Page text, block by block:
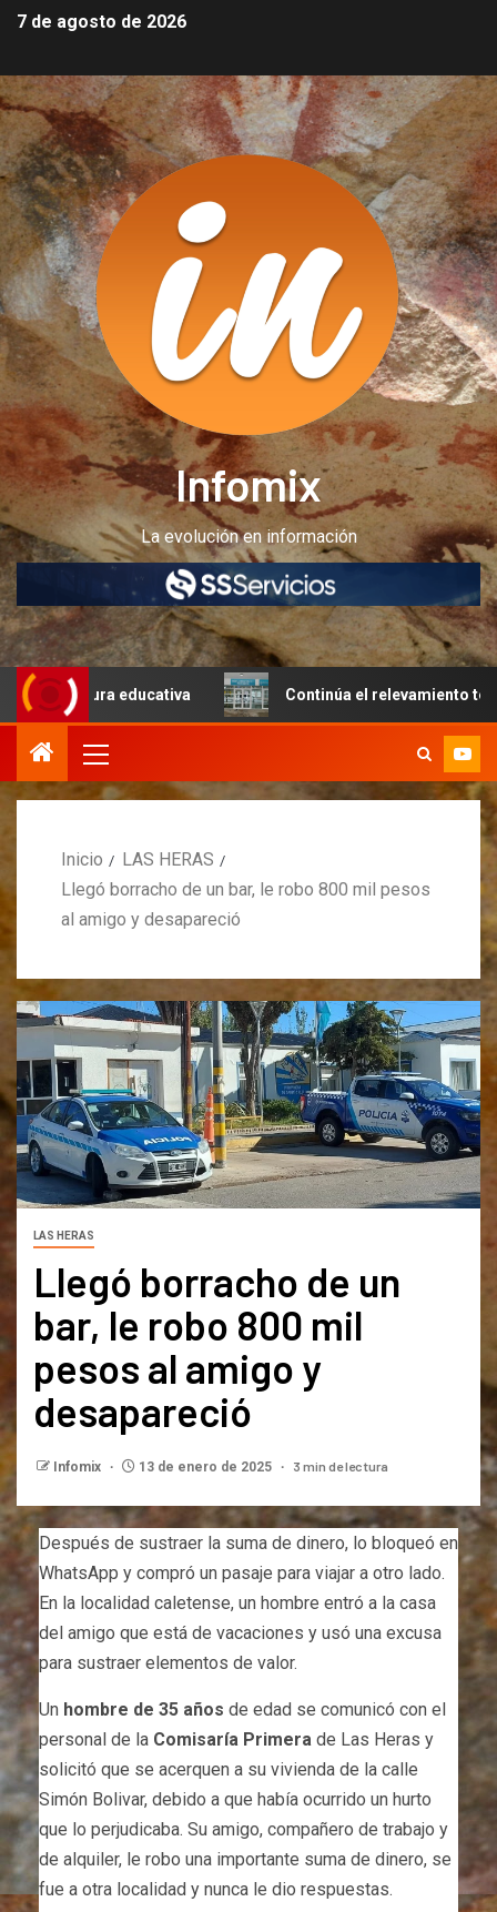
7 de agosto de 2026
Infomix
La evolución en información
educativa Continúa el relevamiento técnico en
Inicio
LAS HERAS
Llegó borracho de un bar, le robo 800 mil pesos
al amigo y desapareció
LAS HERAS
Llegó borracho de un
bar, le robo 800 mil
pesos al amigo y
desapareció
Infomix 13 de enero de 2025 3 min de lectura
Después de sustraer la suma de dinero, lo bloqueó en
WhatsApp y compró un pasaje para viajar a otro lado.
En la localidad caletense, un hombre entró a la casa
del amigo que está de vacaciones y usó una excusa
para sustraer elementos de valor.
Un hombre de 35 años de edad se comunicó con el
personal de la Comisaría Primera de Las Heras y
solicitó que se acerquen a su vivienda de la calle
Simón Bolivar, debido a que había ocurrido un hurto
que lo perjudicaba. Su amigo, compañero de trabajo y
de alquiler, le robo una importante suma de dinero, se
fue a otra localidad y nunca le dio respuestas.